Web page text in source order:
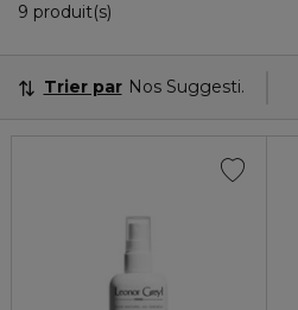
9 produit(s)
Trier par Nos Suggestions